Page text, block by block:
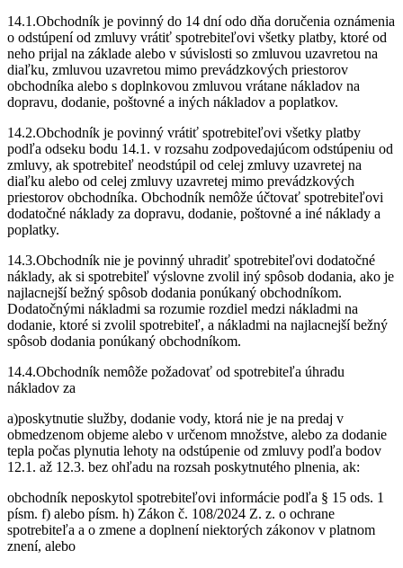
14.1.Obchodník je povinný do 14 dní odo dňa doručenia oznámenia
o odstúpení od zmluvy vrátiť spotrebiteľovi všetky platby, ktoré od
neho prijal na základe alebo v súvislosti so zmluvou uzavretou na
diaľku, zmluvou uzavretou mimo prevádzkových priestorov
obchodníka alebo s doplnkovou zmluvou vrátane nákladov na
dopravu, dodanie, poštovné a iných nákladov a poplatkov.
14.2.Obchodník je povinný vrátiť spotrebiteľovi všetky platby
podľa odseku bodu 14.1. v rozsahu zodpovedajúcom odstúpeniu od
zmluvy, ak spotrebiteľ neodstúpil od celej zmluvy uzavretej na
diaľku alebo od celej zmluvy uzavretej mimo prevádzkových
priestorov obchodníka. Obchodník nemôže účtovať spotrebiteľovi
dodatočné náklady za dopravu, dodanie, poštovné a iné náklady a
poplatky.
14.3.Obchodník nie je povinný uhradiť spotrebiteľovi dodatočné
náklady, ak si spotrebiteľ výslovne zvolil iný spôsob dodania, ako je
najlacnejší bežný spôsob dodania ponúkaný obchodníkom.
Dodatočnými nákladmi sa rozumie rozdiel medzi nákladmi na
dodanie, ktoré si zvolil spotrebiteľ, a nákladmi na najlacnejší bežný
spôsob dodania ponúkaný obchodníkom.
14.4.Obchodník nemôže požadovať od spotrebiteľa úhradu
nákladov za
a)poskytnutie služby, dodanie vody, ktorá nie je na predaj v
obmedzenom objeme alebo v určenom množstve, alebo za dodanie
tepla počas plynutia lehoty na odstúpenie od zmluvy podľa bodov
12.1. až 12.3. bez ohľadu na rozsah poskytnutého plnenia, ak:
obchodník neposkytol spotrebiteľovi informácie podľa § 15 ods. 1
písm. f) alebo písm. h) Zákon č. 108/2024 Z. z. o ochrane
spotrebiteľa a o zmene a doplnení niektorých zákonov v platnom
znení, alebo